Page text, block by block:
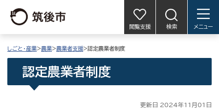
閲覧支援 検索 メニュー
しごと・産業>農業>農業者支援>認定農業者制度
認定農業者制度
更新日 2024年11月01日